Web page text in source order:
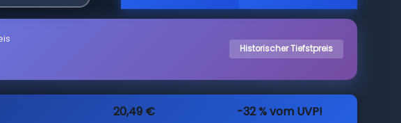
Historischer Tiefstpreis
20,49 € -32 % vom UVP!